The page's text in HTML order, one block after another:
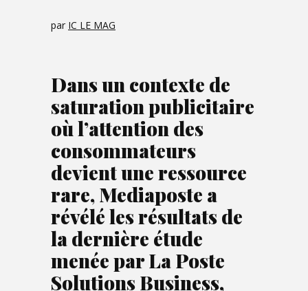
par IC LE MAG
Dans un contexte de
saturation publicitaire
où l’attention des
consommateurs
devient une ressource
rare, Mediaposte a
révélé les résultats de
la dernière étude
menée par La Poste
Solutions Business,